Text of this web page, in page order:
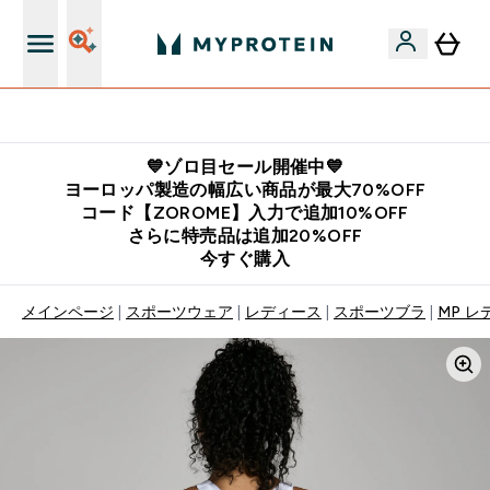
💙ゾロ目セール開催中💙
ヨーロッパ製造の幅広い商品が最大70%OFF
コード【ZOROME】入力で追加10%OFF
さらに特売品は追加20%OFF
今すぐ購入
メインページ スポーツウェア レディース スポーツブラ MP レ